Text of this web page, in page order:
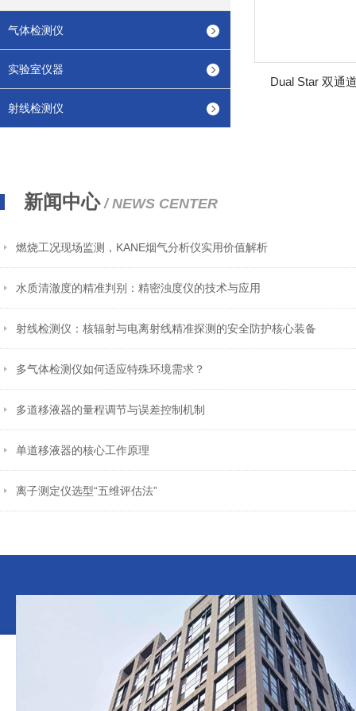
气体检测仪
实验室仪器
射线检测仪
Dual Star 双通
新闻中心/ NEWS CENTER
燃烧工况现场监测，KANE烟气分析仪实用价值解析
水质清澈度的精准判别：精密浊度仪的技术与应用
射线检测仪：核辐射与电离射线精准探测的安全防护核心装备
多气体检测仪如何适应特殊环境需求？
多道移液器的量程调节与误差控制机制
单道移液器的核心工作原理
离子测定仪选型“五维评估法”